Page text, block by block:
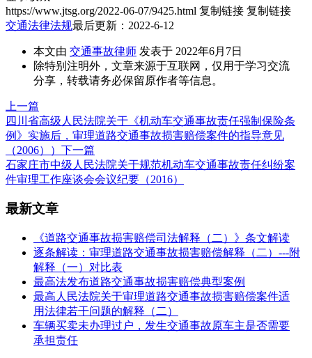
https://www.jtsg.org/2022-06-07/9425.html 复制链接 复制链接
交通法律法规最后更新：2022-6-12
本文由 交通事故律师 发表于 2022年6月7日
除特别注明外，文章来源于互联网，仅用于学习交流
分享，转载请务必保留原作者等信息。
上一篇
四川省高级人民法院关于《机动车交通事故责任强制保险条
例》实施后，审理道路交通事故损害赔偿案件的指导意见
（2006）） 下一篇
石家庄市中级人民法院关于规范机动车交通事故责任纠纷案
件审理工作座谈会会议纪要（2016）
最新文章
《道路交通事故损害赔偿司法解释（二）》条文解读
逐条解读：审理道路交通事故损害赔偿解释（二）---附
解释（一）对比表
最高法发布道路交通事故损害赔偿典型案例
最高人民法院关于审理道路交通事故损害赔偿案件适
用法律若干问题的解释（二）
车辆买卖未办理过户，发生交通事故原车主是否需要
承担责任